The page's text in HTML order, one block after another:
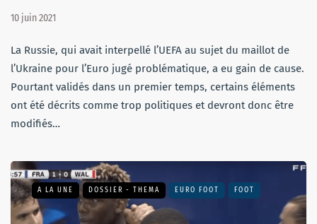
10 juin 2021
La Russie, qui avait interpellé l’UEFA au sujet du maillot de
l’Ukraine pour l’Euro jugé problématique, a eu gain de cause.
Pourtant validés dans un premier temps, certains éléments
ont été décrits comme trop politiques et devront donc être
modifiés…
A LA UNE DOSSIER - THEMA EURO FOOT FOOT